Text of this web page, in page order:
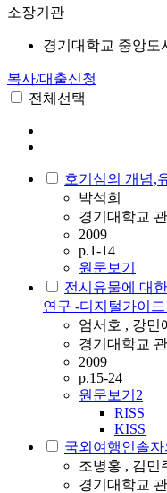
소장기관
경기대학교 중앙도
복사/대출신청
전체선택
호기심의 개념,
박석희
경기대학교
2009
p.1-14
원문보기
전시유물에 대
연구 -디지털가이
엄서호 , 강민
경기대학교
2009
p.15-24
원문보기 2
RISS
KISS
국외여행인솔
조병홍 , 김민
경기대학교